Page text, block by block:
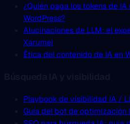
¿Quién paga los tokens de
WordPress?
Alucinaciones de LLM: el
Xarumei
Ética del contenido de IA en
Playbook de visibilidad IA /
Guía del bot de optimización
“Trabajar con Mariusz en el
poco común que es combinar
profundas con un verdadero
y entrega con precisión, a la vez